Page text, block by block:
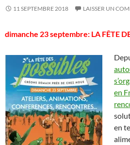
11 SEPTEMBRE 2018 LAISSER UN
dimanche 23 septembre: LA FÊTE
en
en